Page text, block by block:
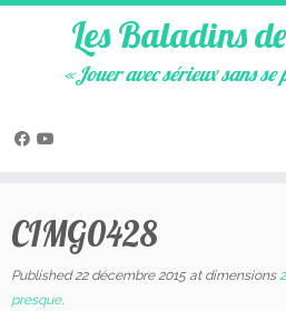
content
Les Baladins
«Jouer avec sérieux sans
CIMG0428
Published 22 décembre 2015at dimensions
presque.